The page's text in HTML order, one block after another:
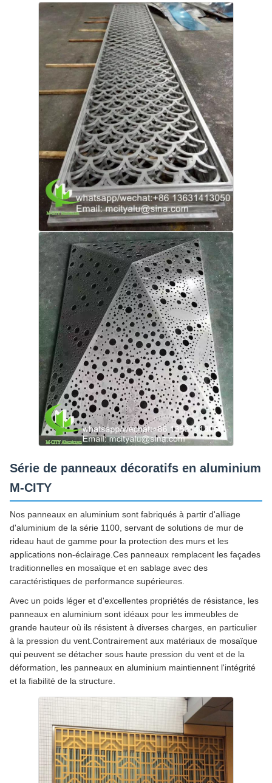
Série de panneaux décoratifs en aluminium
M-CITY
Nos panneaux en aluminium sont fabriqués à partir d'alliage
d'aluminium de la série 1100, servant de solutions de mur de
rideau haut de gamme pour la protection des murs et les
applications non-éclairage.Ces panneaux remplacent les façades
traditionnelles en mosaïque et en sablage avec des
caractéristiques de performance supérieures.
Avec un poids léger et d'excellentes propriétés de résistance, les
panneaux en aluminium sont idéaux pour les immeubles de
grande hauteur où ils résistent à diverses charges, en particulier
à la pression du vent.Contrairement aux matériaux de mosaïque
qui peuvent se détacher sous haute pression du vent et de la
déformation, les panneaux en aluminium maintiennent l'intégrité
et la fiabilité de la structure.